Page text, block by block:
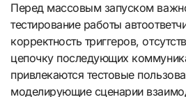
Перед массовым запуском
тестирование работы
корректность триггеров,
цепочку последующих
привлекаются тестовые
моделирующие сценарии